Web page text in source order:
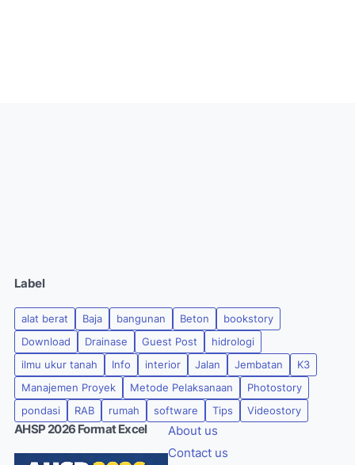
Label
alat berat Baja bangunan Beton
bookstory
Download
Drainase Guest Post
hidrologi
ilmu ukur tanah
Info interior Jalan Jembatan
K3
Manajemen Proyek
Metode Pelaksanaan
Photostory
pondasi
RAB rumah software Tips Videostory
AHSP 2026 Format Excel
About us
Contact us